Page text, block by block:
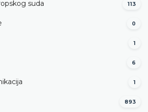
suda 113
0
1
6
1
893